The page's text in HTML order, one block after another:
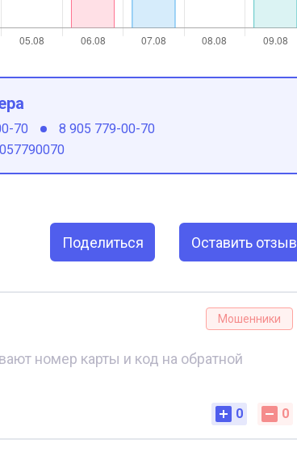
70
8 905 779-00-70
Поделиться Оставить отзыв
Мошенники
номер карты и код на обратной
0 0